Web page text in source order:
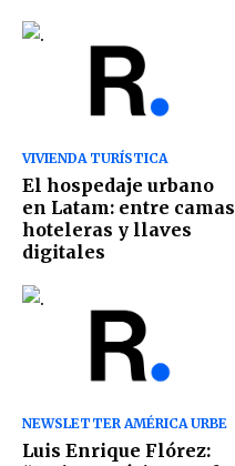
VIVIENDA TURÍSTICA
El hospedaje urbano
en Latam: entre camas
hoteleras y llaves
digitales
NEWSLETTER AMÉRICA URBE
Luis Enrique Flórez: